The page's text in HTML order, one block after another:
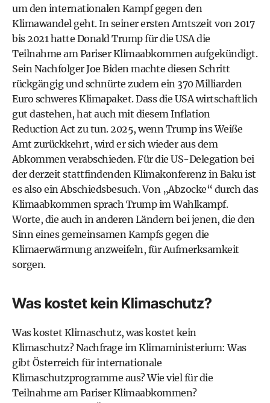
um den internationalen Kampf gegen den
Klimawandel geht. In seiner ersten Amtszeit von 2017
bis 2021 hatte Donald Trump für die USA die
Teilnahme am Pariser Klimaabkommen aufgekündigt.
Sein Nachfolger Joe Biden machte diesen Schritt
rückgängig und schnürte zudem ein 370 Milliarden
Euro schweres Klimapaket. Dass die USA wirtschaftlich
gut dastehen, hat auch mit diesem Inflation
Reduction Act zu tun. 2025, wenn Trump ins Weiße
Amt zurückkehrt, wird er sich wieder aus dem
Abkommen verabschieden. Für die US-Delegation bei
der derzeit stattfindendenKlimakonferenz in Bakuist
es also ein Abschiedsbesuch. Von „Abzocke“ durch das
Klimaabkommen sprach Trump im Wahlkampf.
Worte, die auch in anderen Ländern bei jenen, die den
Sinn eines gemeinsamen Kampfs gegen die
Klimaerwärmung anzweifeln, für Aufmerksamkeit
sorgen.
Was kostet kein Klimaschutz?
Was kostet Klimaschutz, was kostet kein
Klimaschutz? Nachfrage im Klimaministerium: Was
gibt Österreich für internationale
Klimaschutzprogramme aus? Wie viel für die
Teilnahme am Pariser Klimaabkommen?